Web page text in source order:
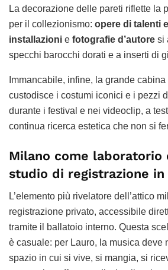
La decorazione delle pareti riflette la
per il collezionismo: opere di talenti
installazioni e fotografie d’autore si
specchi barocchi dorati e a inserti di
Immancabile, infine, la grande
custodisce i costumi iconici e i pezzi
durante i festival e nei videoclip, a
continua ricerca estetica che non si
Milano come laboratorio
studio di registrazione in
L’elemento più rivelatore dell’attico
registrazione privato, accessibile
tramite il ballatoio interno. Questa
è casuale: per Lauro, la musica deve
spazio in cui si vive, si mangia, si